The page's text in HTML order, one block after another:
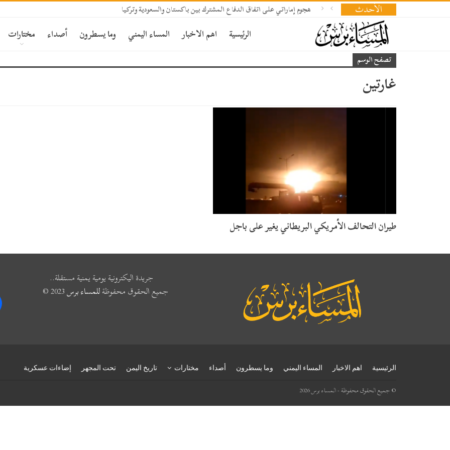
الأحدث هجوم إماراتي على اتفاق الدفاع المشترك بين باكستان والسعودية وتركيا
الرئيسية اهم الاخبار المساء اليمني وما يسطرون أصداء مختارات
تصفح الوسم
غارتين
طيران التحالف الأمريكي البريطاني يغير على باجل
جريدة اليكترونية يومية يمنية مستقلة..
جميع الحقوق محفوظةللمساء برس
الرئيسية اهم الاخبار المساء اليمني وما يسطرون أصداء مختارات تاريخ اليمن تحت المجهر إضاءات عسكرية
© جميع الحقوق محفوظة - المساء برس 2026